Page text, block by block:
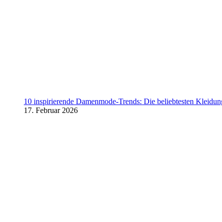
10 inspirierende Damenmode-Trends: Die beliebtesten
17. Februar 2026